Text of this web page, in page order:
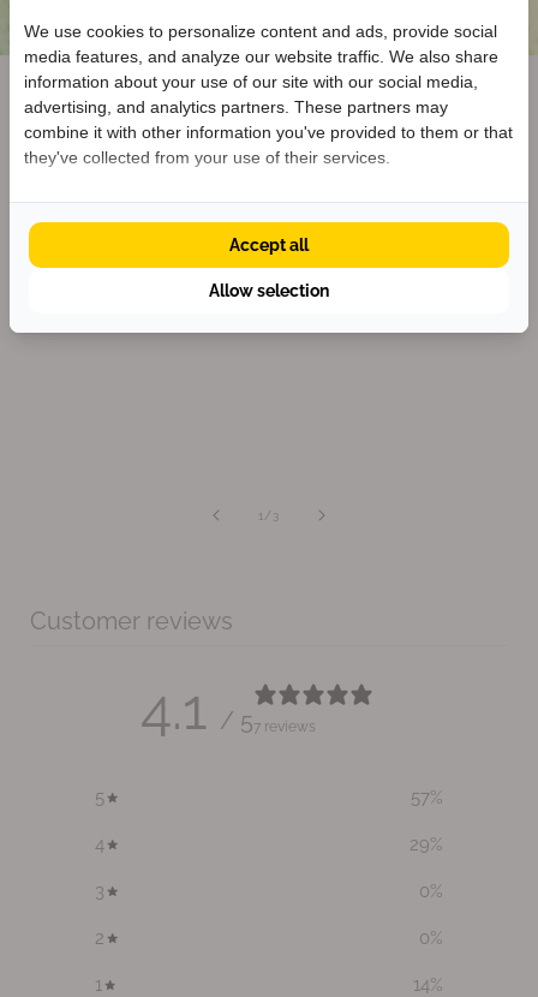
L
a
b
L
a
b
Cleaner Shoes for a Better
Planet
We envision a shoe industry that has a positive impact
on lives without having a negative impact on the
planet. That’s why we've been on a mission since 2003
1 /van
3
Customer reviews
4.1 / 57 reviews
5 57%
4 29%
3 0%
2 0%
1 14%
We use cookies to personalize content and ads, provide social
media features, and analyze our website traffic. We also share
information about your use of our site with our social media,
advertising, and analytics partners. These partners may
combine it with other information you've provided to them or that
they've collected from your use of their services.
Allow selection
Accept all
Welkom bij KEEN
Ontvang 5% kortingop je eerste bestelling
én blijf op de hoogte van nieuwe collecties.
Krijg 5% korting